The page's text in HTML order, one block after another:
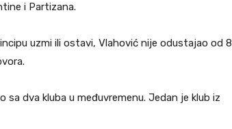
i Partizana.
uzmi ili ostavi, Vlahović nije odustajao od 8
dva kluba u međuvremenu. Jedan je klub iz